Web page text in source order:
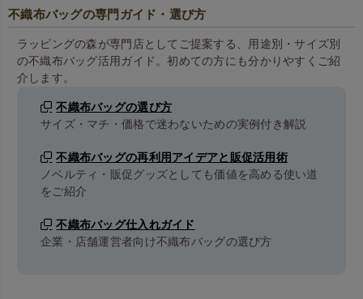
不織布バッグの専門ガイド・選び方
ラッピングの森が専門店としてご提案する、用途別・サイズ別
の不織布バッグ活用ガイド。初めての方にも分かりやすくご紹
介します。
不織布バッグの選び方
サイズ・マチ・価格で迷わないための実例付き解説
不織布バッグの再利用アイデアと販促活用術
ノベルティ・販促グッズとしても価値を高める使い道
をご紹介
不織布バッグ仕入れガイド
企業・店舗運営者向け不織布バッグの選び方